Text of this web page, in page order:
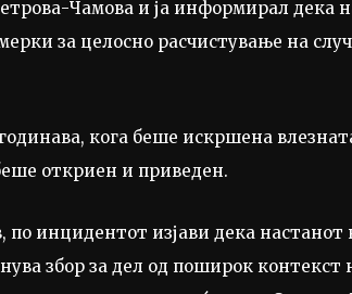
Чамова и ја информирал дека
за целосно расчистување на
кога беше искршена
откриен и приведен.
по инцидентот изјави дека
збор за дел од поширок контекст